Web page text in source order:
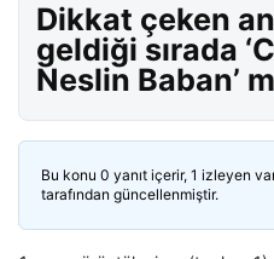
Dikkat çeken
geldiği sırada
Neslin Baban’
Bu konu 0 yanıt içerir, 1 izleyen
tarafından güncellenmiştir.